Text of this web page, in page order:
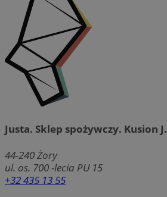
Justa. Sklep spożywczy. Kusion J.
44-240Żory
ul. os. 700 -lecia PU 15
+32 435 13 55